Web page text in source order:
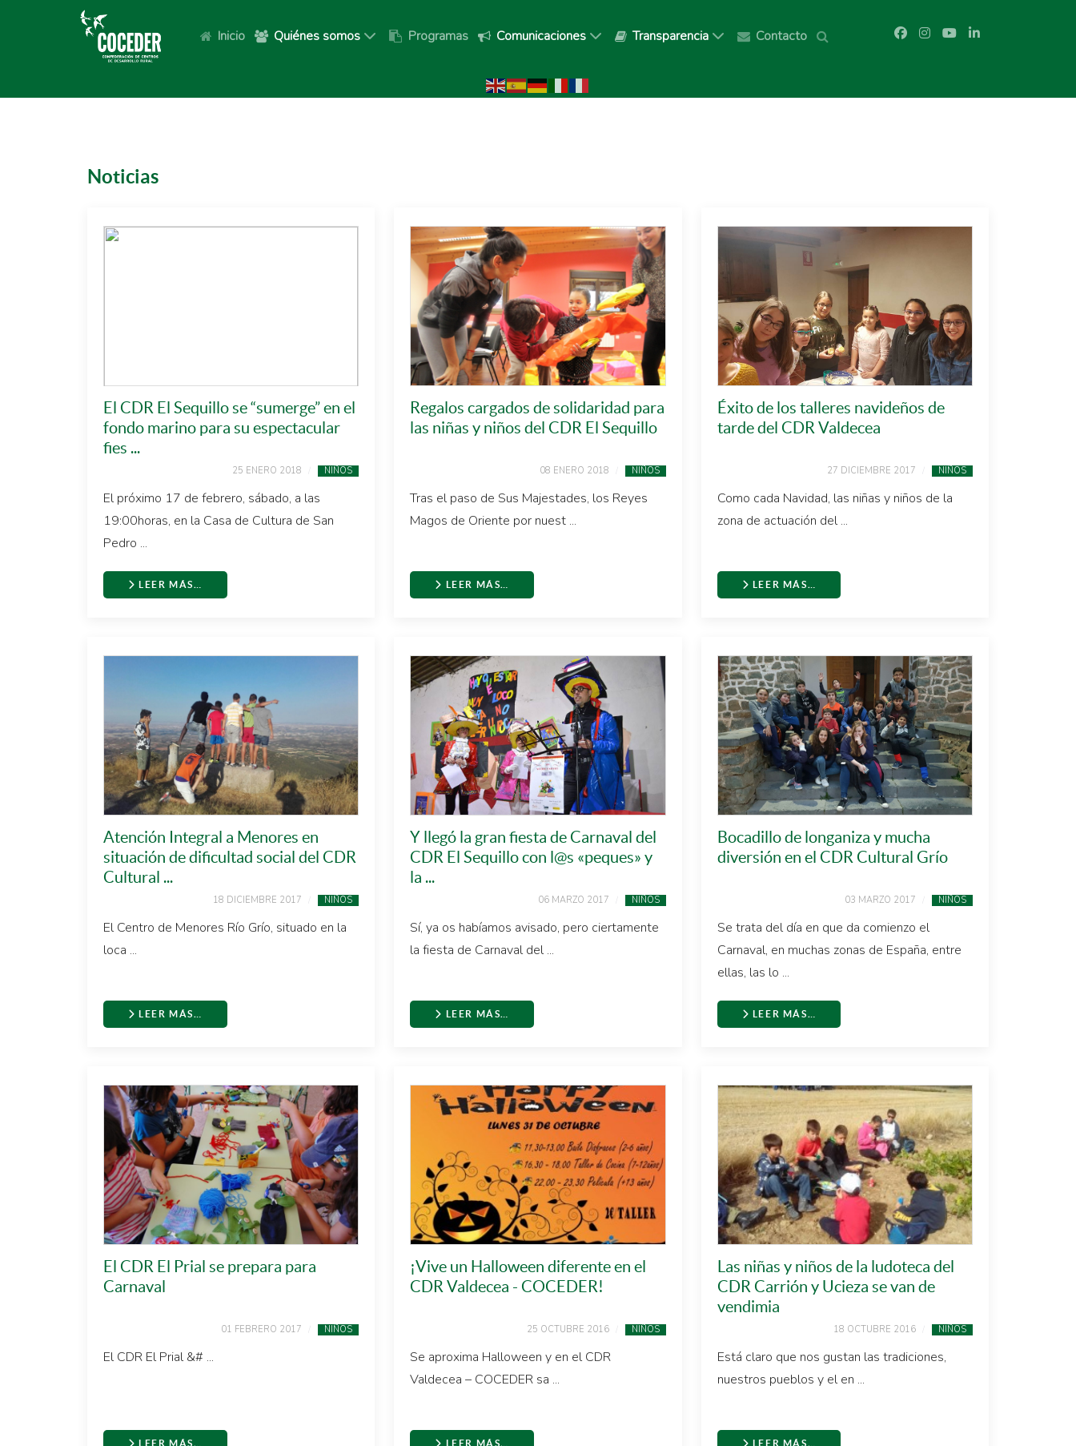
Inicio Quiénes somos Programas Comunicaciones Transparencia Contacto
Noticias
El CDR El Sequillo se “sumerge” en el
fondo marino para su espectacular
fies ...
25 ENERO 2018 NIÑOS
El próximo 17 de febrero, sábado, a las
19:00horas, en la Casa de Cultura de San
Pedro ...
LEER MÁS…
Regalos cargados de solidaridad para
las niñas y niños del CDR El Sequillo
08 ENERO 2018 NIÑOS
Tras el paso de Sus Majestades, los Reyes
Magos de Oriente por nuest ...
LEER MÁS…
Éxito de los talleres navideños de
tarde del CDR Valdecea
27 DICIEMBRE 2017 NIÑOS
Como cada Navidad, las niñas y niños de la
zona de actuación del ...
LEER MÁS…
Atención Integral a Menores en
situación de dificultad social del CDR
Cultural ...
18 DICIEMBRE 2017 NIÑOS
El Centro de Menores Río Grío, situado en la
loca ...
LEER MÁS…
Y llegó la gran fiesta de Carnaval del
CDR El Sequillo con l@s «peques» y
la ...
06 MARZO 2017 NIÑOS
Sí, ya os habíamos avisado, pero ciertamente
la fiesta de Carnaval del ...
LEER MÁS…
Bocadillo de longaniza y mucha
diversión en el CDR Cultural Grío
03 MARZO 2017 NIÑOS
Se trata del día en que da comienzo el
Carnaval, en muchas zonas de España, entre
ellas, las lo ...
LEER MÁS…
El CDR El Prial se prepara para
Carnaval
01 FEBRERO 2017 NIÑOS
El CDR El Prial &# ...
LEER MÁS…
¡Vive un Halloween diferente en el
CDR Valdecea - COCEDER!
25 OCTUBRE 2016 NIÑOS
Se aproxima Halloween y en el CDR
Valdecea – COCEDER sa ...
LEER MÁS…
Las niñas y niños de la ludoteca del
CDR Carrión y Ucieza se van de
vendimia
18 OCTUBRE 2016 NIÑOS
Está claro que nos gustan las tradiciones,
nuestros pueblos y el en ...
LEER MÁS…